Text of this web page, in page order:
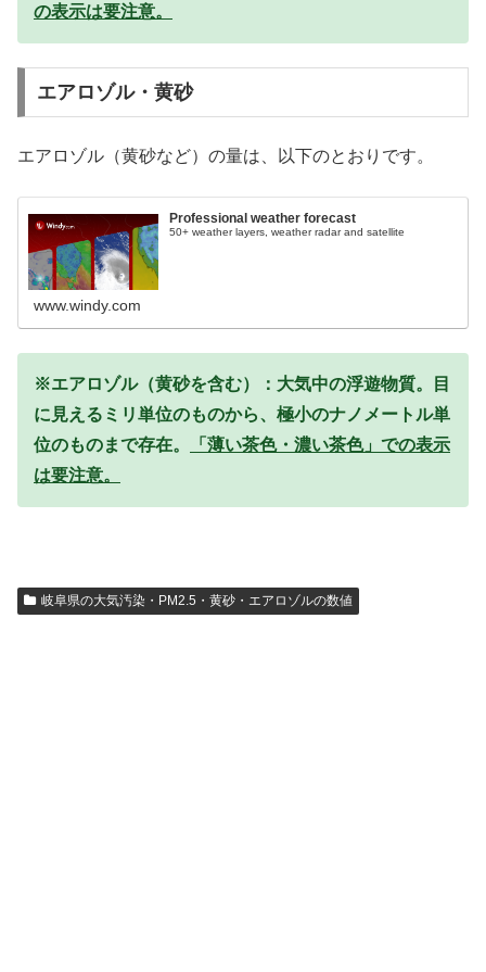
の表示は要注意。
エアロゾル・黄砂
エアロゾル（黄砂など）の量は、以下のとおりです。
Professional weather forecast
50+ weather layers, weather radar and satellite
www.windy.com
※エアロゾル（黄砂を含む）：大気中の浮遊物質。目
に見えるミリ単位のものから、極小のナノメートル単
位のものまで存在。
「薄い茶色・濃い茶色」での表示
は要注意。
岐阜県の大気汚染・PM2.5・黄砂・エアロゾルの数値